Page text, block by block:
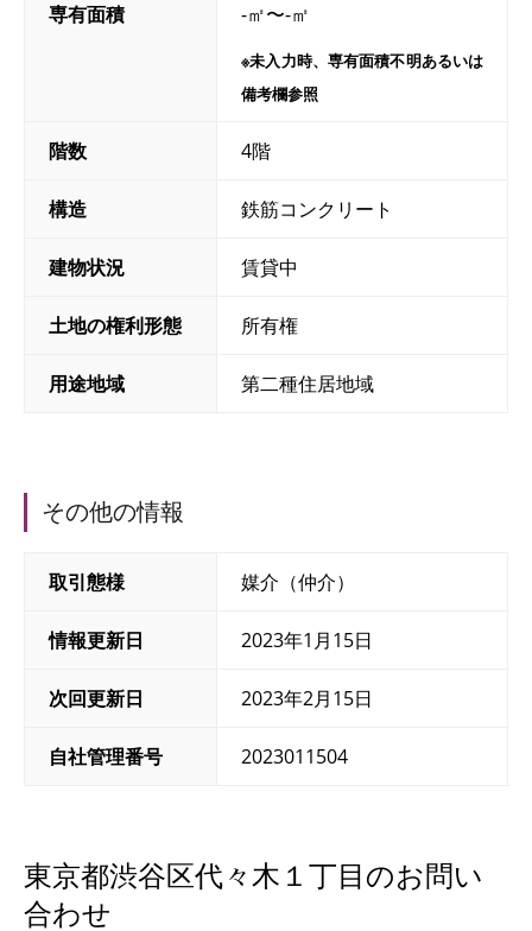
専有面積 -㎡〜-㎡
※未入力時、専有面積不明あるいは
備考欄参照
階数 4階
構造 鉄筋コンクリート
建物状況 賃貸中
土地の権利形態 所有権
用途地域 第二種住居地域
その他の情報
取引態様 媒介（仲介）
情報更新日 2023年1月15日
次回更新日 2023年2月15日
自社管理番号 2023011504
東京都渋谷区代々木１丁目のお問い
合わせ